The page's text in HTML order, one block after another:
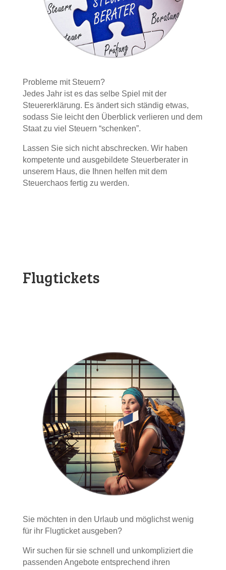
Probleme mit Steuern?
Jedes Jahr ist es das selbe Spiel mit der
Steuererklärung. Es ändert sich ständig etwas,
sodass Sie leicht den Überblick verlieren und dem
Staat zu viel Steuern “schenken”.
Lassen Sie sich nicht abschrecken. Wir haben
kompetente und ausgebildete Steuerberater in
unserem Haus, die Ihnen helfen mit dem
Steuerchaos fertig zu werden.
Flugtickets
Sie möchten in den Urlaub und möglichst wenig
für ihr Flugticket ausgeben?
Wir suchen für sie schnell und unkompliziert die
passenden Angebote entsprechend ihren